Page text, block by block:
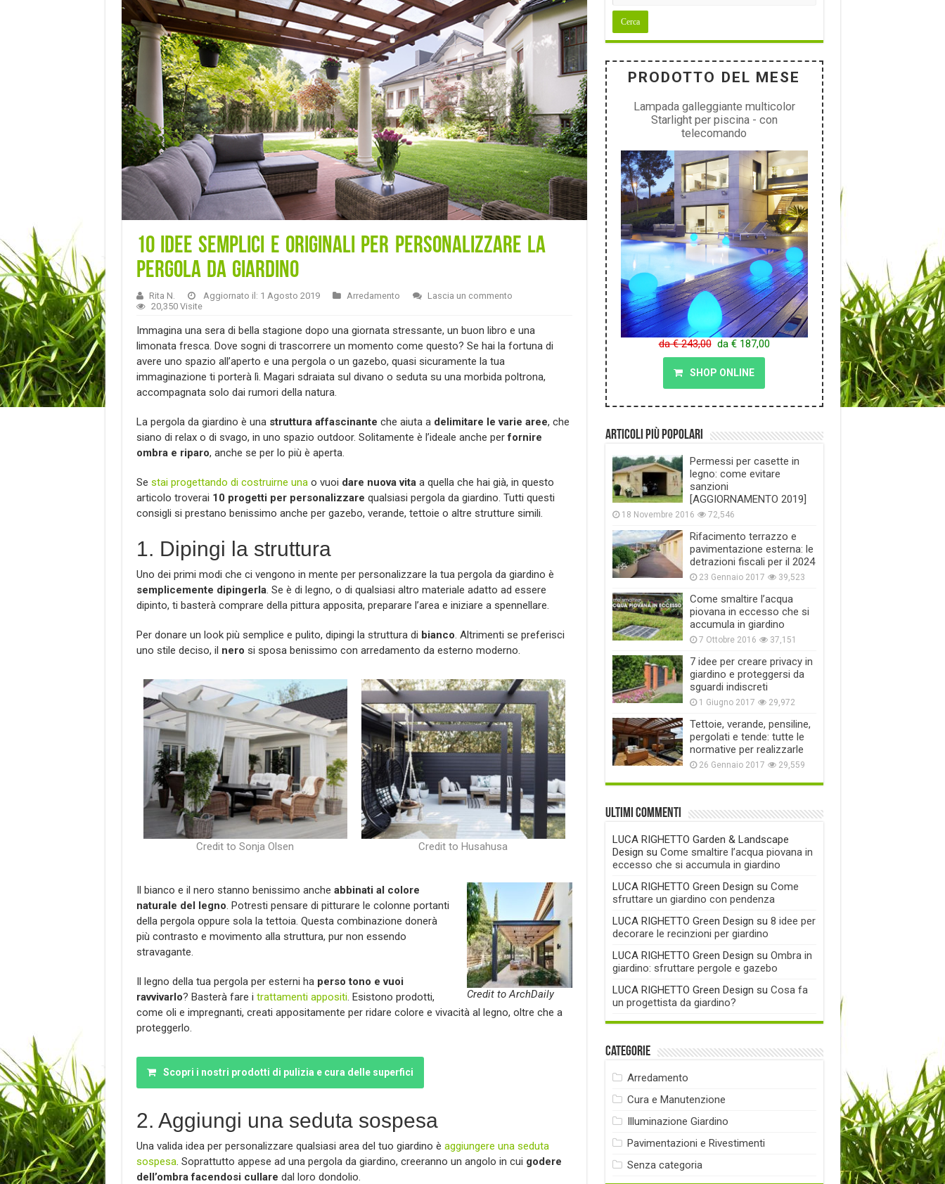
10 idee semplici e originali per personalizzare la
pergola da giardino
Rita N. Aggiornato il: 1 Agosto 2019 Arredamento
Lascia un commento
20,350 Visite
Immagina una sera di bella stagione dopo una giornata stressante, un buon libro e una
limonata fresca. Dove sogni di trascorrere un momento come questo? Se hai la fortuna di
avere uno spazio all’aperto e una pergola o un gazebo, quasi sicuramente la tua
immaginazione ti porterà lì. Magari sdraiata sul divano o seduta su una morbida poltrona,
accompagnata solo dai rumori della natura.
La pergola da giardino è unastruttura affascinante che aiuta a delimitare le varie aree, che
siano di relax o di svago, in uno spazio outdoor. Solitamente è l’ideale anche perfornire
ombra e riparo, anche se per lo più è aperta.
Se stai progettando di costruirne unao vuoi dare nuova vitaa quella che hai già, in questo
articolo troverai 10 progetti per personalizzare qualsiasi pergola da giardino. Tutti questi
consigli si prestano benissimo anche per gazebo, verande, tettoie o altre strutture simili.
1. Dipingi la struttura
Uno dei primi modi che ci vengono in mente per personalizzare la tua pergola da giardino è
semplicemente dipingerla. Se è di legno, o di qualsiasi altro materiale adatto ad essere
dipinto, ti basterà comprare della pittura apposita, preparare l’area e iniziare a spennellare.
Per donare un look più semplice e pulito, dipingi la struttura di bianco. Altrimenti se preferisci
uno stile deciso, il nero si sposa benissimo con arredamento da esterno moderno.
Credit to Sonja Olsen Credit to Husahusa
Credit to ArchDaily
Il bianco e il nero stanno benissimo anche abbinati al colore
naturale del legno . Potresti pensare di pitturare le colonne portanti
della pergola oppure sola la tettoia. Questa combinazione donerà
più contrasto e movimento alla struttura, pur non essendo
stravagante.
Il legno della tua pergola per esterni ha perso tono e vuoi
ravvivarlo? Basterà fare i trattamenti appositi. Esistono prodotti,
come oli e impregnanti, creati appositamente per ridare colore e vivacità al legno, oltre che a
proteggerlo.
Scopri i nostri prodotti di pulizia e cura delle superfici
2. Aggiungi una seduta sospesa
Una valida idea per personalizzare qualsiasi area del tuo giardino è aggiungere una seduta
sospesa. Soprattutto appese ad una pergola da giardino, creeranno un angolo in cui godere
dell’ombra facendosi cullare dal loro dondolio.
PRODOTTO DEL MESE
Lampada galleggiante multicolor
Starlight per piscina - con
telecomando
da € 243,00 da € 187,00
SHOP ONLINE
Articoli più popolari
Permessi per casette in
legno: come evitare
sanzioni
[AGGIORNAMENTO 2019]
18 Novembre 2016 72,546
Rifacimento terrazzo e
pavimentazione esterna: le
detrazioni fiscali per il 2024
23 Gennaio 2017 39,523
Come smaltire l’acqua
piovana in eccesso che si
accumula in giardino
7 Ottobre 2016 37,151
7 idee per creare privacy in
giardino e proteggersi da
sguardi indiscreti
1 Giugno 2017 29,972
Tettoie, verande, pensiline,
pergolati e tende: tutte le
normative per realizzarle
26 Gennaio 2017 29,559
Ultimi commenti
LUCA RIGHETTO Garden & Landscape
Design su Come smaltire l’acqua piovana in
eccesso che si accumula in giardino
LUCA RIGHETTO Green Design su Come
sfruttare un giardino con pendenza
LUCA RIGHETTO Green Design su 8 idee per
decorare le recinzioni per giardino
LUCA RIGHETTO Green Design su Ombra in
giardino: sfruttare pergole e gazebo
LUCA RIGHETTO Green Design su Cosa fa
un progettista da giardino?
Categorie
Arredamento
Cura e Manutenzione
Illuminazione Giardino
Pavimentazioni e Rivestimenti
Senza categoria